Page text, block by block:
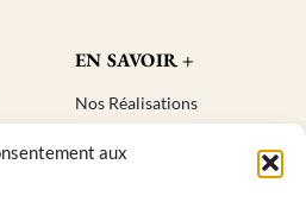
aux
EN SAVOIR +
Nos Réalisations
Créer un compte